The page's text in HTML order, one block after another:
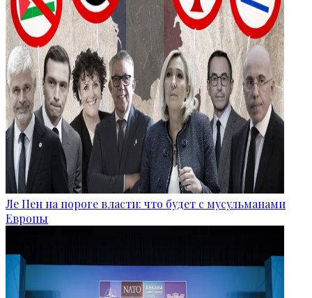
Ле Пен на пороге власти: что будет с мусульманами
Европы